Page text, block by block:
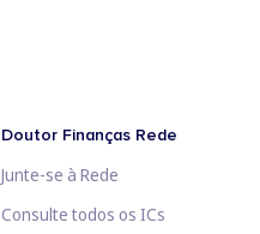
Doutor Finanças Rede
Junte-se à Rede
Consulte todos os ICs